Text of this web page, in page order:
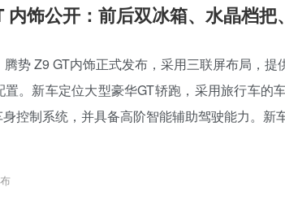
内饰公开：前后双冰箱、水晶档把
势 Z9 GT内饰正式发布，采用三联屏布局，
。新车定位大型豪华GT轿跑，采用旅行车的
控制系统，并具备高阶智能辅助驾驶能力。新